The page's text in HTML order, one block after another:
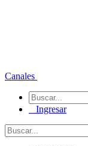
Canales
Ingresar